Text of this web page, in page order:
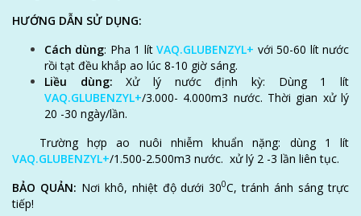
HƯỚNG DẪN SỬ DỤNG:
Cách dùng: Pha 1 lítVAQ.GLUBENZYL+ với 50-60 lít nước
rồi tạt đều khắp ao lúc 8-10 giờ sáng.
Liều dùng: Xử lý nước định kỳ: Dùng 1 lít
VAQ.GLUBENZYL+/3.000- 4.000m3 nước. Thời gian xử lý
20 -30 ngày/lần.
Trường hợp ao nuôi nhiễm khuẩn nặng: dùng 1 lít
VAQ.GLUBENZYL+/1.500-2.500m3 nước. xử lý 2 -3 lần liên tục.
BẢO QUẢN: Nơi khô, nhiệt độ dưới 300C, tránh ánh sáng trực
tiếp!
LIÊN HỆ NGAY
Hãy liên hệ ngay với đội ngũ chuyên gia của VAQ để được hỗ trợ